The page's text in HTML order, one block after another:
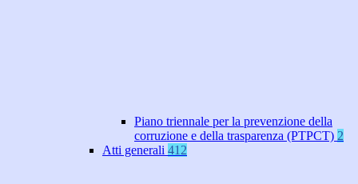
Piano triennale per la prevenzione della
corruzione e della trasparenza (PTPCT) 2
Atti generali 412